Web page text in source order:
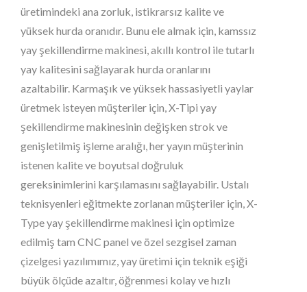
üretimindeki ana zorluk, istikrarsız kalite ve
yüksek hurda oranıdır. Bunu ele almak için, kamssız
yay şekillendirme makinesi, akıllı kontrol ile tutarlı
yay kalitesini sağlayarak hurda oranlarını
azaltabilir. Karmaşık ve yüksek hassasiyetli yaylar
üretmek isteyen müşteriler için, X-Tipi yay
şekillendirme makinesinin değişken strok ve
genişletilmiş işleme aralığı, her yayın müşterinin
istenen kalite ve boyutsal doğruluk
gereksinimlerini karşılamasını sağlayabilir. Ustalı
teknisyenleri eğitmekte zorlanan müşteriler için, X-
Type yay şekillendirme makinesi için optimize
edilmiş tam CNC panel ve özel sezgisel zaman
çizelgesi yazılımımız, yay üretimi için teknik eşiği
büyük ölçüde azaltır, öğrenmesi kolay ve hızlı